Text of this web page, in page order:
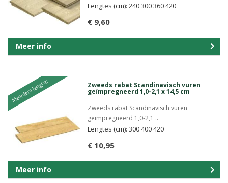
€ 9,60
Lengtes (cm): 240 300 360 420
Meer info
Meerdere lengtes Zweeds rabat Scandinavisch vuren
geïmpregneerd 1,0-2,1 x 14,5 cm
Zweeds rabat Scandinavisch vuren
geïmpregneerd 1,0-2,1 ..
€ 10,95
Lengtes (cm): 300 400 420
Meer info